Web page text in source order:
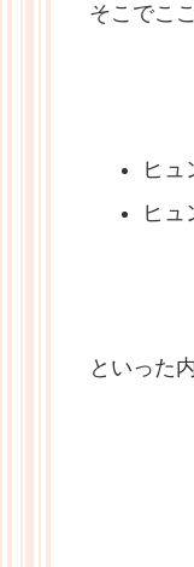
そこでこ
ヒュ
ヒュ
といった